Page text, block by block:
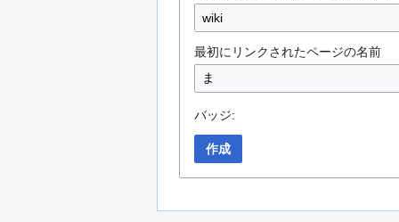
最初にリンクされたページの名前
バッジ:
作成